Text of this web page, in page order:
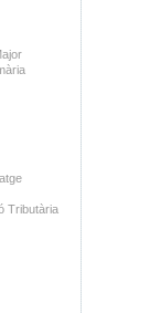
Tributària